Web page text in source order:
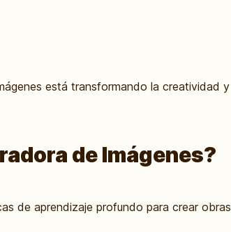
está transformando la creatividad y
de Imágenes?
de aprendizaje profundo para crear obras